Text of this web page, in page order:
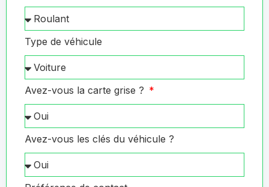
Type de véhicule
Avez-vous la carte grise ?
Avez-vous les clés du véhicule ?